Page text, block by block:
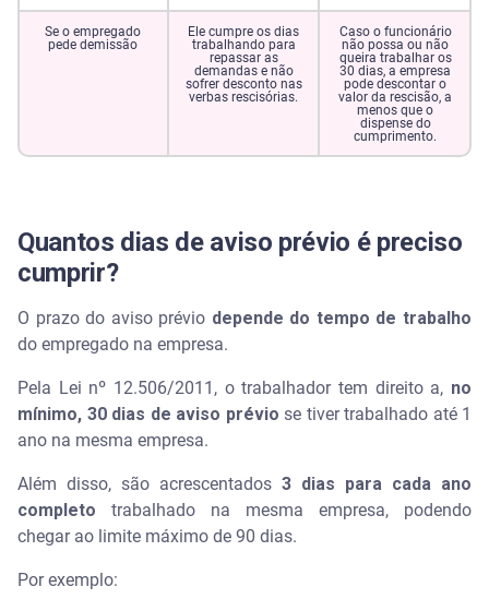
Se o empregado
pede demissão
Ele cumpre os dias
trabalhando para
repassar as
demandas e não
sofrer desconto nas
verbas rescisórias.
Caso o funcionário
não possa ou não
queira trabalhar os
30 dias, a empresa
pode descontar o
valor da rescisão, a
menos que o
dispense do
cumprimento.
Quantos dias de aviso prévio é preciso
cumprir?
O prazo do aviso prévio depende do tempo de trabalho
do empregado na empresa.
Pela Lei nº 12.506/2011, o trabalhador tem direito a, no
mínimo, 30 dias de aviso prévio se tiver trabalhado até 1
ano na mesma empresa.
Além disso, são acrescentados 3 dias para cada ano
completo trabalhado na mesma empresa, podendo
chegar ao limite máximo de 90 dias.
Por exemplo: